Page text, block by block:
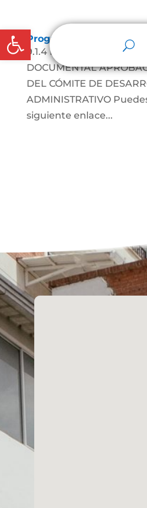
Abrir barra de herramientas
Programa de gestión
9.1.4 PROGRAMA DE
DOCUMENTAL
DEL CÓMITE DE
ADMINISTRATIVO
siguiente enlace...